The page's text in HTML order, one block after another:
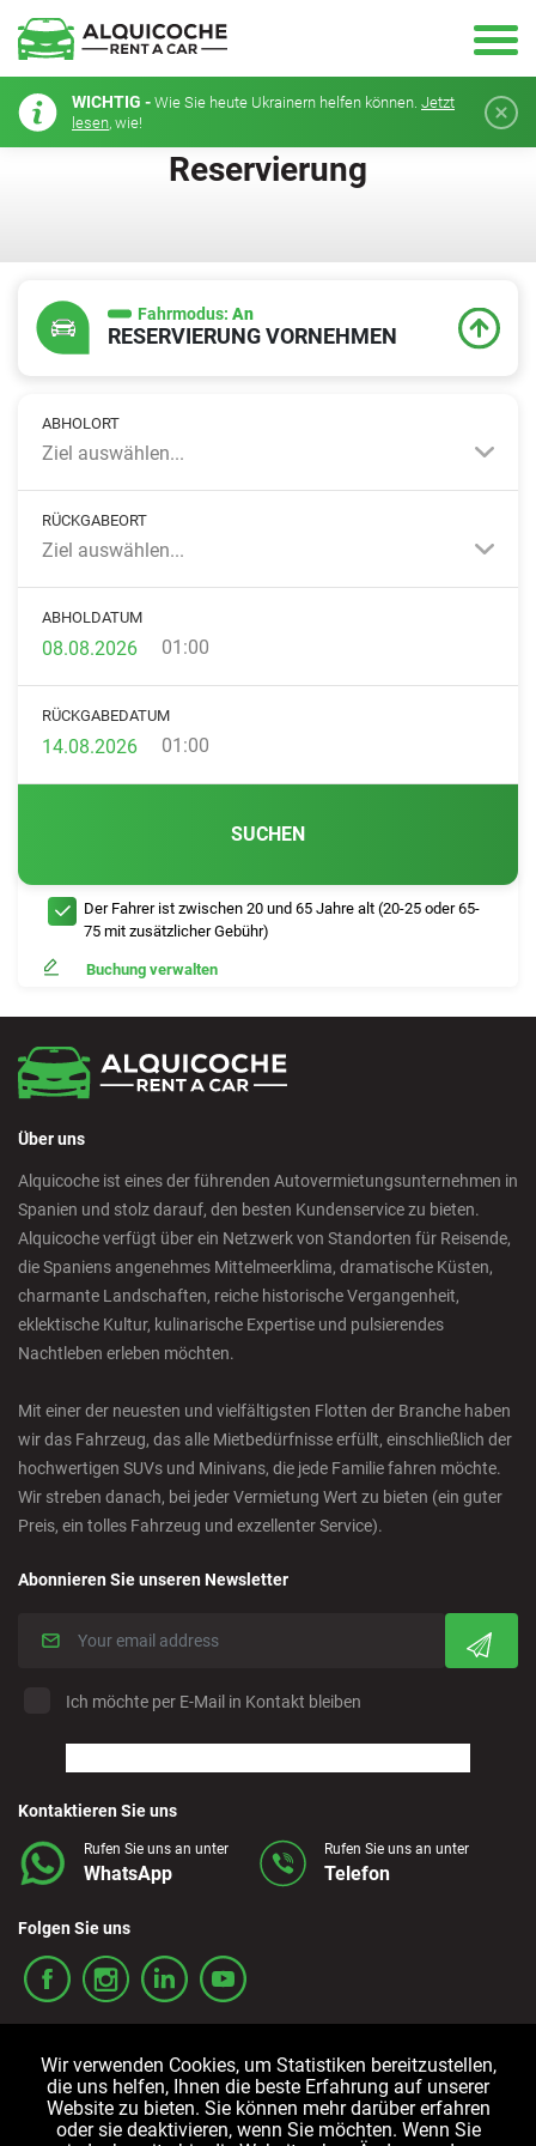
WICHTIG - Wie Sie heute Ukrainern helfen können. Jetzt
lesen, wie!
Reservierung
Fahrmodus: An
RESERVIERUNG VORNEHMEN
ABHOLORT
Ziel auswählen...
RÜCKGABEORT
Ziel auswählen...
ABHOLDATUM
01:00
RÜCKGABEDATUM
01:00
SUCHEN
Der Fahrer ist zwischen 20 und 65 Jahre alt (20-25 oder 65-
75 mit zusätzlicher Gebühr)
Buchung verwalten
Über uns
Alquicoche ist eines der führenden Autovermietungsunternehmen in
Spanien und stolz darauf, den besten Kundenservice zu bieten.
Alquicoche verfügt über ein Netzwerk von Standorten für Reisende,
die Spaniens angenehmes Mittelmeerklima, dramatische Küsten,
charmante Landschaften, reiche historische Vergangenheit,
eklektische Kultur, kulinarische Expertise und pulsierendes
Nachtleben erleben möchten.
Mit einer der neuesten und vielfältigsten Flotten der Branche haben
wir das Fahrzeug, das alle Mietbedürfnisse erfüllt, einschließlich der
hochwertigen SUVs und Minivans, die jede Familie fahren möchte.
Wir streben danach, bei jeder Vermietung Wert zu bieten (ein guter
Preis, ein tolles Fahrzeug und exzellenter Service).
Abonnieren Sie unseren Newsletter
Ich möchte per E-Mail in Kontakt bleiben
Kontaktieren Sie uns
Rufen Sie uns an unter
WhatsApp
Rufen Sie uns an unter
Telefon
Folgen Sie uns
Allgemeine
Datenschutzrichtlinien
Cookie-
Wir verwenden Cookies, um Statistiken bereitzustellen,
die uns helfen, Ihnen die beste Erfahrung auf unserer
Website zu bieten. Sie können mehr darüber erfahren
oder sie deaktivieren, wenn Sie möchten. Wenn Sie